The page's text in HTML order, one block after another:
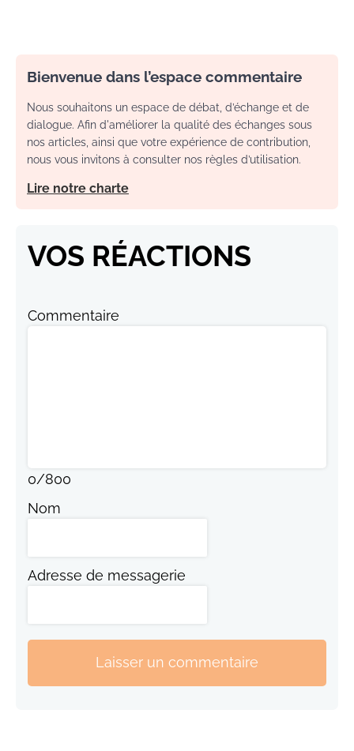
Bienvenue dans l’espace commentaire
Nous souhaitons un espace de débat, d’échange et de
dialogue. Afin d'améliorer la qualité des échanges sous
nos articles, ainsi que votre expérience de contribution,
nous vous invitons à consulter nos règles d’utilisation.
Lire notre charte
VOS RÉACTIONS
Commentaire
0/800
Nom
Adresse de messagerie
Laisser un commentaire